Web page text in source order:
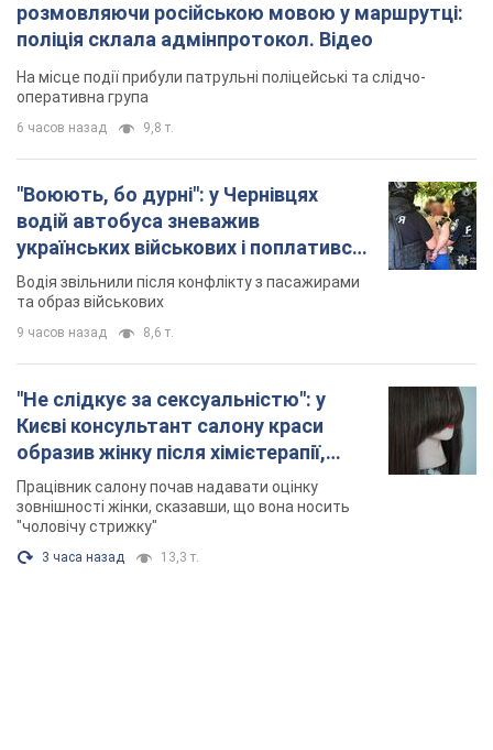
розмовляючи російською мовою у маршрутці:
поліція склала адмінпротокол. Відео
На місце події прибули патрульні поліцейські та слідчо-
оперативна група
6 часов назад 9,8 т.
"Воюють, бо дурні": у Чернівцях
водій автобуса зневажив
українських військових і поплатився.
Відео
Водія звільнили після конфлікту з пасажирами
та образ військових
9 часов назад 8,6 т.
"Не слідкує за сексуальністю": у
Києві консультант салону краси
образив жінку після хімієтерапії,
розгорівся скандал. Фото
Працівник салону почав надавати оцінку
зовнішності жінки, сказавши, що вона носить
"чоловічу стрижку"
3 часа назад 13,3 т.